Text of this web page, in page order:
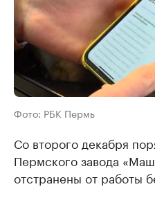
Фото: РБК Пермь
Со второго декабря
Пермского завода
отстранены от работы